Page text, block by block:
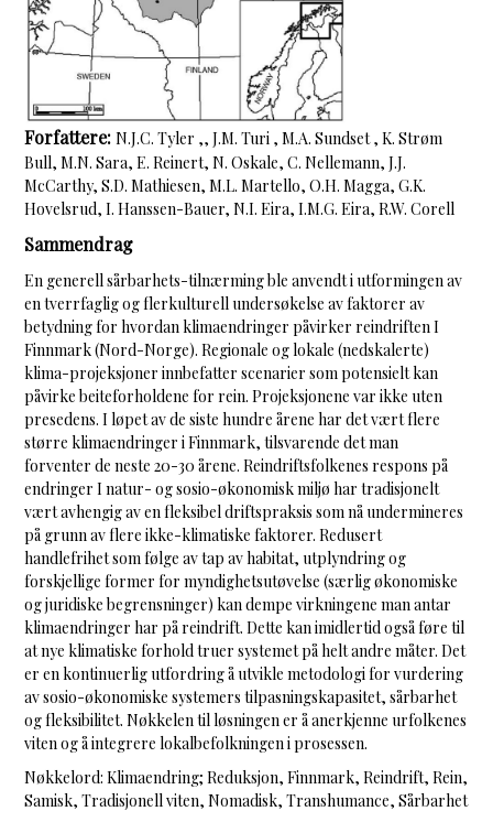
Forfattere:N.J.C. Tyler ,, J.M. Turi , M.A. Sundset , K. Strøm
Bull, M.N. Sara, E. Reinert, N. Oskale, C. Nellemann, J.J.
McCarthy, S.D. Mathiesen, M.L. Martello, O.H. Magga, G.K.
Hovelsrud, I. Hanssen-Bauer, N.I. Eira, I.M.G. Eira, R.W. Corell
Sammendrag
En generell sårbarhets-tilnærming ble anvendt i utformingen av
en tverrfaglig og flerkulturell undersøkelse av faktorer av
betydning for hvordan klimaendringer påvirker reindriften I
Finnmark (Nord-Norge). Regionale og lokale (nedskalerte)
klima-projeksjoner innbefatter scenarier som potensielt kan
påvirke beiteforholdene for rein. Projeksjonene var ikke uten
presedens. I løpet av de siste hundre årene har det vært flere
større klimaendringer i Finnmark, tilsvarende det man
forventer de neste 20-30 årene. Reindriftsfolkenes respons på
endringer I natur- og sosio-økonomisk miljø har tradisjonelt
vært avhengig av en fleksibel driftspraksis som nå undermineres
på grunn av flere ikke-klimatiske faktorer. Redusert
handlefrihet som følge av tap av habitat, utplyndring og
forskjellige former for myndighetsutøvelse (særlig økonomiske
og juridiske begrensninger) kan dempe virkningene man antar
klimaendringer har på reindrift. Dette kan imidlertid også føre til
at nye klimatiske forhold truer systemet på helt andre måter. Det
er en kontinuerlig utfordring å utvikle metodologi for vurdering
av sosio-økonomiske systemers tilpasningskapasitet, sårbarhet
og fleksibilitet. Nøkkelen til løsningen er å anerkjenne urfolkenes
viten og å integrere lokalbefolkningen i prosessen.
Nøkkelord: Klimaendring; Reduksjon, Finnmark, Reindrift, Rein,
Samisk, Tradisjonell viten, Nomadisk, Transhumance, Sårbarhet